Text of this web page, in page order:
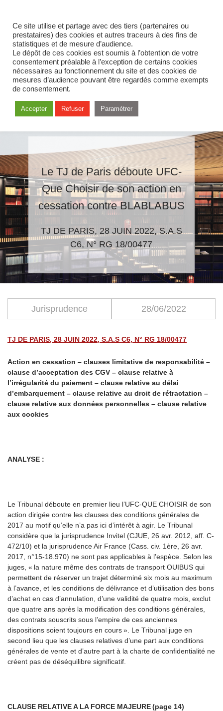
Le TJ de Paris déboute UFC-
Que Choisir de son action en
cessation contre BLABLABUS
TJ DE PARIS, 28 JUIN 2022, S.A.S
C6, N° RG 18/00477
Jurisprudence 28/06/2022
TJ DE PARIS, 28 JUIN 2022, S.A.S C6, N° RG 18/00477
Action en cessation – clauses limitative de responsabilité –
clause d’acceptation des CGV – clause relative à
l’irrégularité du paiement – clause relative au délai
d’embarquement – clause relative au droit de rétractation –
clause relative aux données personnelles – clause relative
aux cookies
ANALYSE :
Le Tribunal déboute en premier lieu l’UFC-QUE CHOISIR de son
action dirigée contre les clauses des conditions générales de
2017 au motif qu’elle n’a pas ici d’intérêt à agir. Le Tribunal
considère que la jurisprudence Invitel (CJUE, 26 avr. 2012, aff. C-
472/10) et la jurisprudence Air France (Cass. civ. 1ère , 26 avr.
2017, n°15-18.970) ne sont pas applicables à l’espèce . Selon les
juges, « la nature même des contrats de transport OUIBUS qui
permettent de réserver un trajet déterminé six mois au maximum
à l’avance, et les conditions de délivrance et d’utilisation des bons
d’achat en cas d’annulation, d’une validité de quatre mois, exclut
que quatre ans après la modification des conditions générales,
des contrats souscrits sous l’empire de ces anciennes
dispositions soient toujours en cours ». Le Tribunal juge en
second lieu que les clauses relatives d’une part aux conditions
générales de vente et d’autre part à la charte de confidentialité ne
créent pas de déséquilibre significatif.
CLAUSE RELATIVE A LA FORCE MAJEURE (page 14)
Ce site utilise et partage avec des tiers (partenaires ou
prestataires) des cookies et autres traceurs à des fins de
statistiques et de mesure d’audience.
Le dépôt de ces cookies est soumis à l’obtention de votre
consentement préalable à l’exception de certains cookies
nécessaires au fonctionnement du site et des cookies de
mesures d’audience pouvant être regardés comme exempts
de consentement.
Accepter Refuser Paramétrer